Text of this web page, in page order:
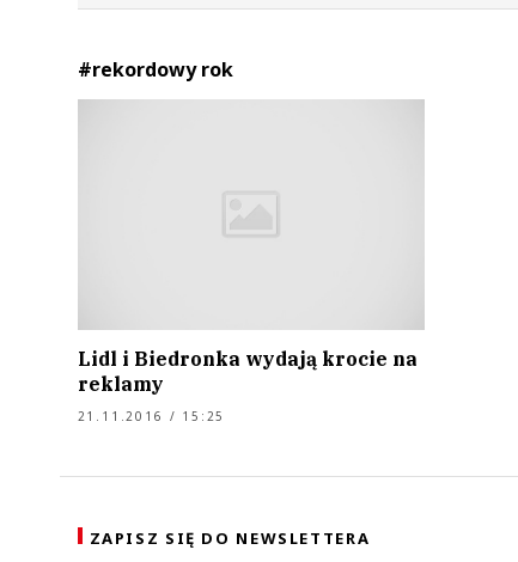
#rekordowy rok
Lidl i Biedronka wydają krocie na
reklamy
21.11.2016 / 15:25
ZAPISZ SIĘ DO NEWSLETTERA